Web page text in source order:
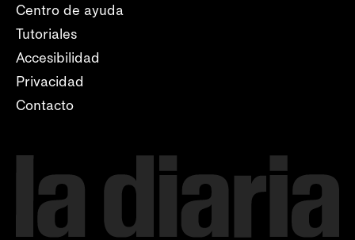
Centro de ayuda
Tutoriales
Accesibilidad
Privacidad
Contacto